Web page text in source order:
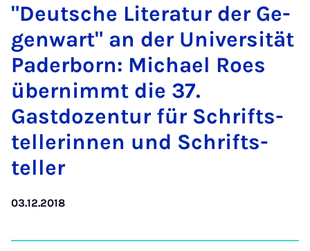
"Deutsche Lit­er­at­ur der Ge­
g­en­wart" an der Uni­versität
Pader­born: Mi­chael Roes
übern­im­mt die 37.
Gastdozen­tur für Schrift­s­
teller­innen und Schrift­s­
teller
03.12.2018